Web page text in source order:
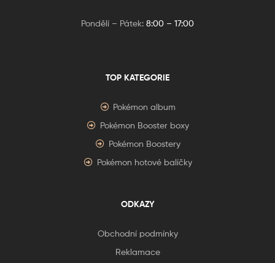
Pondělí – Pátek: 8:00 – 17:00
TOP KATEGORIE
Pokémon album
Pokémon Booster boxy
Pokémon Boostery
Pokémon hotové balíčky
ODKAZY
Obchodní podmínky
Reklamace